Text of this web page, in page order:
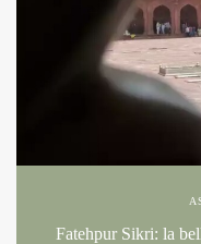
Fatehpur Sikri: la